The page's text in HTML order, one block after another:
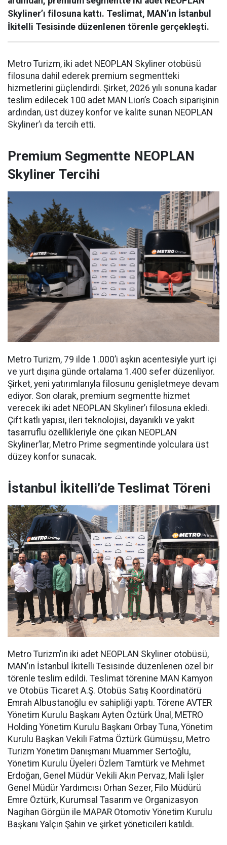
Skyliner’ı filosuna kattı. Teslimat, MAN’ın İstanbul
İkitelli Tesisinde düzenlenen törenle gerçekleşti.
Metro Turizm, iki adet NEOPLAN Skyliner otobüsü
filosuna dahil ederek premium segmentteki
hizmetlerini güçlendirdi. Şirket, 2026 yılı sonuna kadar
teslim edilecek 100 adet MAN Lion’s Coach siparişinin
ardından, üst düzey konfor ve kalite sunan NEOPLAN
Skyliner’ı da tercih etti.
Premium Segmentte NEOPLAN
Skyliner Tercihi
Metro Turizm, 79 ilde 1.000’i aşkın acentesiyle yurt içi
ve yurt dışına günde ortalama 1.400 sefer düzenliyor.
Şirket, yeni yatırımlarıyla filosunu genişletmeye devam
ediyor. Son olarak, premium segmentte hizmet
verecek iki adet NEOPLAN Skyliner’ı filosuna ekledi.
Çift katlı yapısı, ileri teknolojisi, dayanıklı ve yakıt
tasarruflu özellikleriyle öne çıkan NEOPLAN
Skyliner’lar, Metro Prime segmentinde yolculara üst
düzey konfor sunacak.
İstanbul İkitelli’de Teslimat Töreni
Metro Turizm’in iki adet NEOPLAN Skyliner otobüsü,
MAN’ın İstanbul İkitelli Tesisinde düzenlenen özel bir
törenle teslim edildi. Teslimat törenine MAN Kamyon
ve Otobüs Ticaret A.Ş. Otobüs Satış Koordinatörü
Emrah Albustanoğlu ev sahipliği yaptı. Törene AVTER
Yönetim Kurulu Başkanı Ayten Öztürk Ünal, METRO
Holding Yönetim Kurulu Başkanı Orbay Tuna, Yönetim
Kurulu Başkan Vekili Fatma Öztürk Gümüşsu, Metro
Turizm Yönetim Danışmanı Muammer Sertoğlu,
Yönetim Kurulu Üyeleri Özlem Tamtürk ve Mehmet
Erdoğan, Genel Müdür Vekili Akın Pervaz, Mali İşler
Genel Müdür Yardımcısı Orhan Sezer, Filo Müdürü
Emre Öztürk, Kurumsal Tasarım ve Organizasyon
Nagihan Görgün ile MAPAR Otomotiv Yönetim Kurulu
Başkanı Yalçın Şahin ve şirket yöneticileri katıldı.